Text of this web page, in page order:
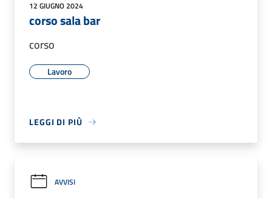
12 GIUGNO 2024
corso sala bar
corso
Lavoro
LEGGI DI PIÙ
AVVISI